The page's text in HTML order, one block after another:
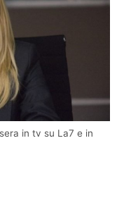
in tv su La7 e in